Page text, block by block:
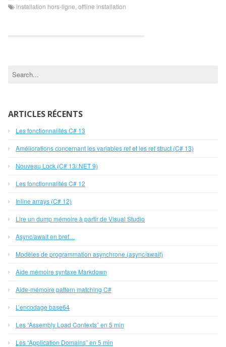
installation hors-ligne offline installation
ARTICLES RÉCENTS
Les fonctionnalités C# 13
Améliorations concernant les variables ref et les ref struct (C# 13)
Nouveau Lock (C# 13/.NET 9)
Les fonctionnalités C# 12
Inline arrays (C# 12)
Lire un dump mémoire à partir de Visual Studio
Async/await en bref…
Modèles de programmation asynchrone (async/await)
Aide mémoire syntaxe Markdown
Aide-mémoire pattern matching C#
L’encodage base64
Les “Assembly Load Contexts” en 5 min
Les “Application Domains” en 5 min